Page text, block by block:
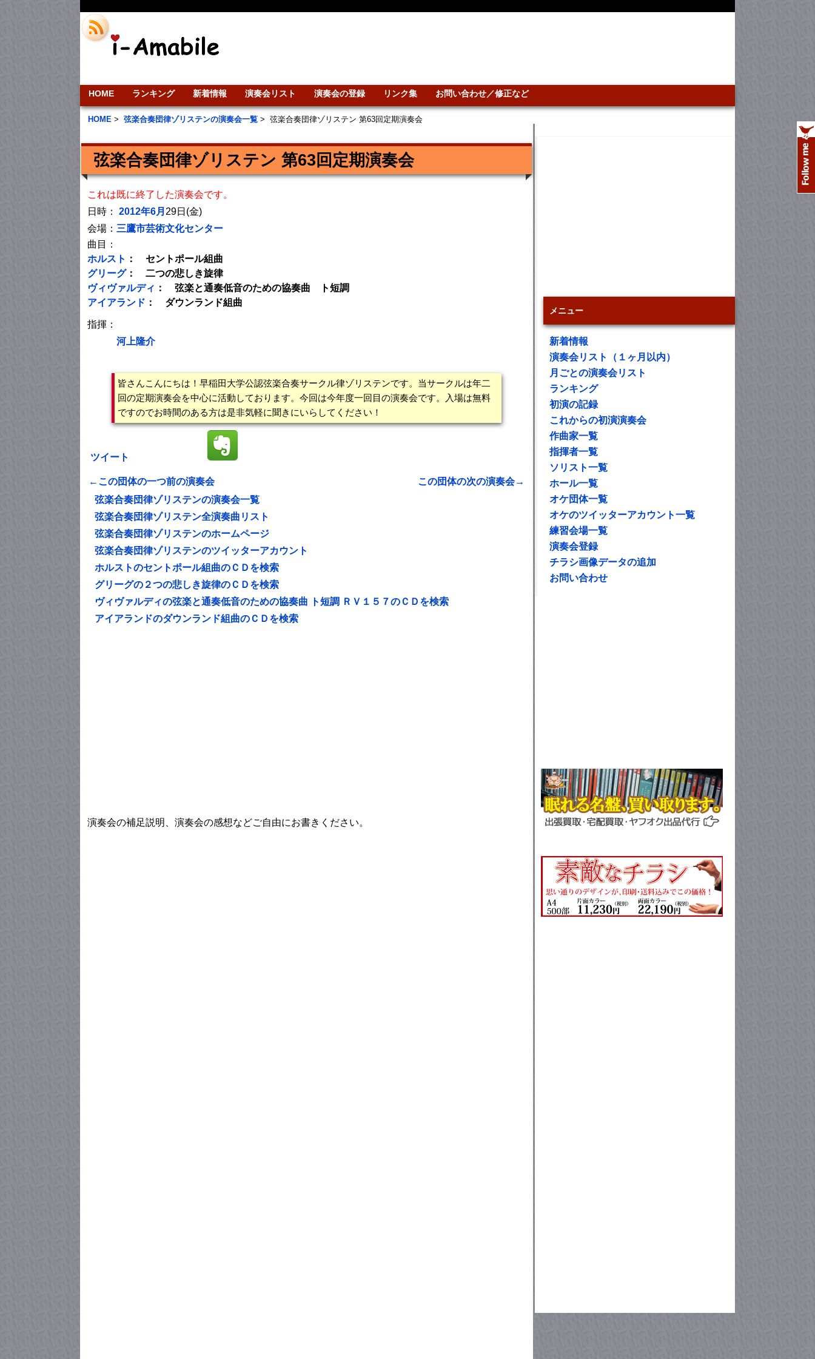
HOME ランキング 新着情報 演奏会リスト 演奏会の登録 リンク集 お問い合わせ／修正など
HOME > 弦楽合奏団律ゾリステンの演奏会一覧 > 弦楽合奏団律ゾリステン 第63回定期演奏会
弦楽合奏団律ゾリステン 第63回定期演奏会
これは既に終了した演奏会です。
日時： 2012年6月 29日(金)
会場： 三鷹市芸術文化センター
曲目：
ホルスト ： セントポール組曲
グリーグ： 二つの悲しき旋律
ヴィヴァルディ ： 弦楽と通奏低音のための協奏曲 ト短調
アイアランド ： ダウンランド組曲
指揮：
河上隆介
皆さんこんにちは！早稲田大学公認弦楽合奏サークル律ゾリステンです。当サークルは年二
回の定期演奏会を中心に活動しております。今回は今年度一回目の演奏会です。入場は無料
ですのでお時間のある方は是非気軽に聞きにいらしてください！
ツイート
←この団体の一つ前の演奏会
この団体の次の演奏会→
弦楽合奏団律ゾリステンの演奏会一覧
弦楽合奏団律ゾリステン全演奏曲リスト
弦楽合奏団律ゾリステンのホームページ
弦楽合奏団律ゾリステンのツイッターアカウント
ホルストのセントポール組曲のＣＤを検索
グリーグの２つの悲しき旋律のＣＤを検索
ヴィヴァルディの弦楽と通奏低音のための協奏曲 ト短調 ＲＶ１５７のＣＤを検索
アイアランドのダウンランド組曲のＣＤを検索
演奏会の補足説明、演奏会の感想などご自由にお書きください。
メニュー
新着情報
演奏会リスト（１ヶ月以内）
月ごとの演奏会リスト
ランキング
初演の記録
これからの初演演奏会
作曲家一覧
指揮者一覧
ソリスト一覧
ホール一覧
オケ団体一覧
オケのツイッターアカウント一覧
練習会場一覧
演奏会登録
チラシ画像データの追加
お問い合わせ